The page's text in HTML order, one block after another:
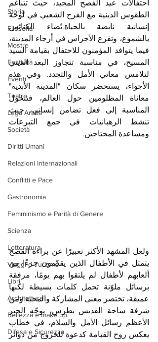
Storia
Filosofia
Mostre
Festività
Eventi
Teatro
Lega Araba
Società
Diritti Umani
Relazioni Internazionali
Conflitti e Pace
Gastronomia
Femminismo e Parità di Genere
Scienza
Letteratura
Viaggi e Turismo
Libri
Architettura
Bellezza e make up
Difesa e Sicurezza
الطقوس الدينية مع الفرح الشعبي في لوحة
إنسانية نابضة بالحياة.تُضاء الكنائس
فيما يتوافد المؤمنون للاحتفال بقيامة السيد
المسيح، في مناسبة تتجاوز البعد الديني
المناسبة إلى فعل تضامن إنساني، حيث
ومساعدة المحتاجين.
ولعل المشهد الأكثر تعبيرًا عن براءة الفصح
يتمثل في الأطفال الذين يقدّمون جزءًا من
عميقة، تختصر معنى المشاركة والمحبة.ومن
شرفة ساحة القديس بطرس، يوجّه الحبر
يعكس روح القيامة كدعوة للخروج من دوائر